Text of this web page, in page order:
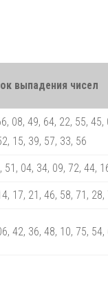
выпадения чисел
08, 49, 64, 22, 55, 45,
15, 39, 57, 33, 56
51, 04, 34, 09, 72, 44,
17, 21, 46, 58, 71,
42, 36, 48, 10, 75,